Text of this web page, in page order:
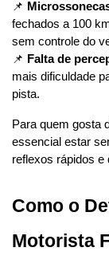
📌
fechados a 100
sem controle do
📌 Falta de
mais dificuldade
pista.
Para quem gosta
essencial estar
reflexos rápidos
Como o
Motorista